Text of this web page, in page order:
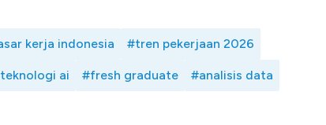
kerja indonesia #tren pekerjaan 2026
ai #fresh graduate #analisis data